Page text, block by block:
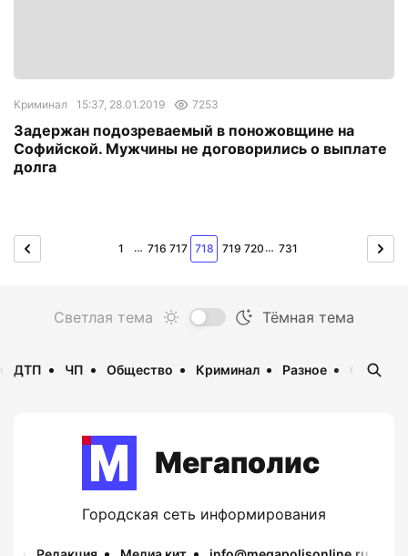
Криминал 15:37, 28.01.2019 7253
Задержан подозреваемый в поножовщине на
Софийской. Мужчины не договорились о выплате
долга
1 … 716 717 718 719 720 … 731
ДТП ЧП Общество Криминал Разное
Мегаполис
Городская сеть информирования